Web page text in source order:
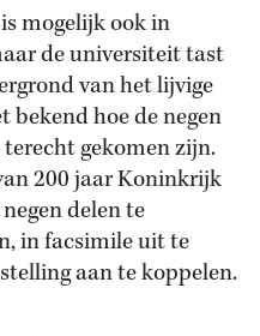
is mogelijk ook in
de universiteit tast
van het lijvige
bekend hoe de negen
gekomen zijn.
200 jaar Koninkrijk
delen te
in facsimile uit te
aan te koppelen.